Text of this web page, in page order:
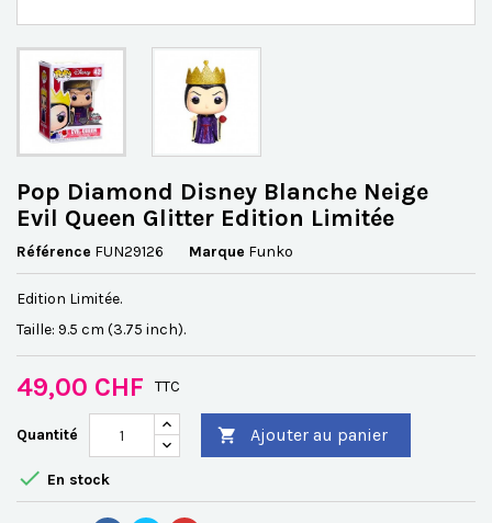
Pop Diamond Disney Blanche Neige
Evil Queen Glitter Edition Limitée
Référence FUN29126 Marque Funko
Edition Limitée.
Taille: 9.5 cm (3.75 inch).
49,00 CHF TTC
Quantité  Ajouter au panier
 En stock